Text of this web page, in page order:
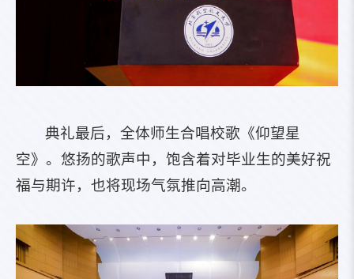
典礼最后，全体师生合唱校歌《仰望星
空》。悠扬的歌声中，饱含着对毕业生的美好祝
福与期许，也将现场气氛推向高潮。